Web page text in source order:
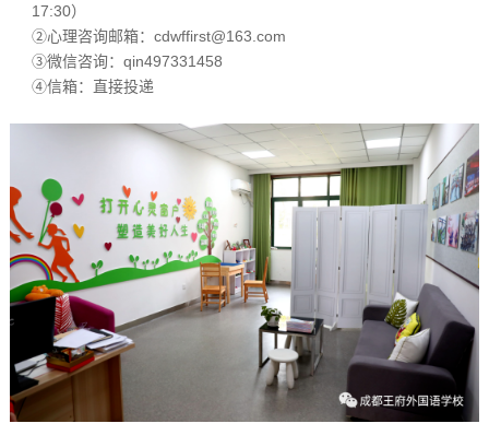
17:30）
②心理咨询邮箱：cdwffirst@163.com
③微信咨询：qin497331458
④信箱：直接投递